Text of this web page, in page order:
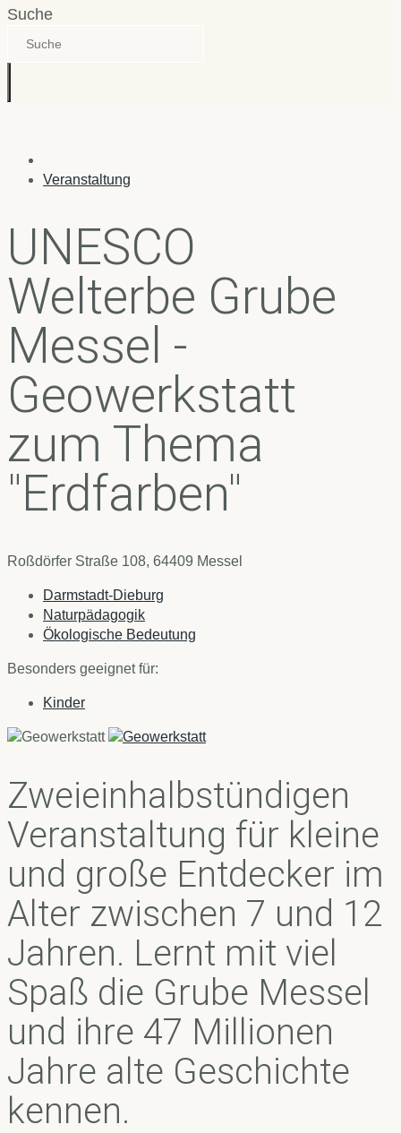
Suche
Veranstaltung
UNESCO
Welterbe Grube
Messel -
Geowerkstatt
zum Thema
"Erdfarben"
Roßdörfer Straße 108, 64409 Messel
Darmstadt-Dieburg
Naturpädagogik
Ökologische Bedeutung
Besonders geeignet für:
Kinder
Zweieinhalbstündigen
Veranstaltung für kleine
und große Entdecker im
Alter zwischen 7 und 12
Jahren. Lernt mit viel
Spaß die Grube Messel
und ihre 47 Millionen
Jahre alte Geschichte
kennen.